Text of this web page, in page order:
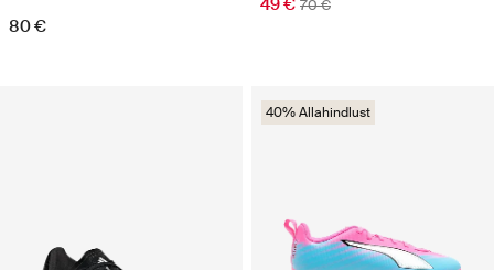
80 €
70 €
40% Allahindlust